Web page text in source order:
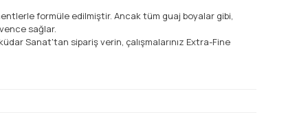
formüle edilmiştir. Ancak tüm guaj boyalar gibi,
sağlar.
Sanat'tan sipariş verin, çalışmalarınız Extra-Fine